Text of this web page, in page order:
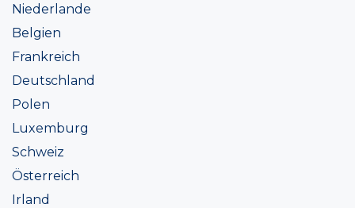
Niederlande
Belgien
Frankreich
Deutschland
Polen
Luxemburg
Schweiz
Österreich
Irland